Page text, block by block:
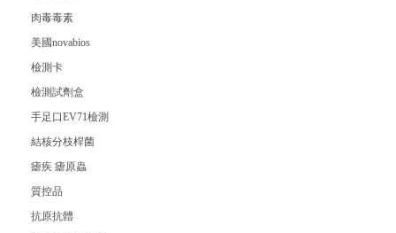
肉毒毒素
美國novabios
檢測卡
檢測試劑盒
手足口EV71檢測
結核分枝桿菌
瘧疾 瘧原蟲
質控品
抗原抗體